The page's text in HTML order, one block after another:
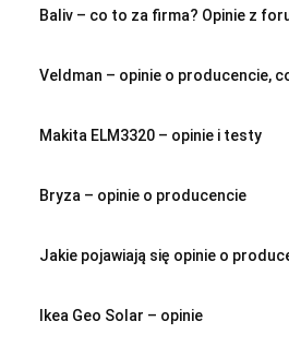
Baliv – co to za firma? Opinie z
Veldman – opinie o producencie,
Makita ELM3320 – opinie i testy
Bryza – opinie o producencie
Jakie pojawiają się opinie o
Ikea Geo Solar – opinie